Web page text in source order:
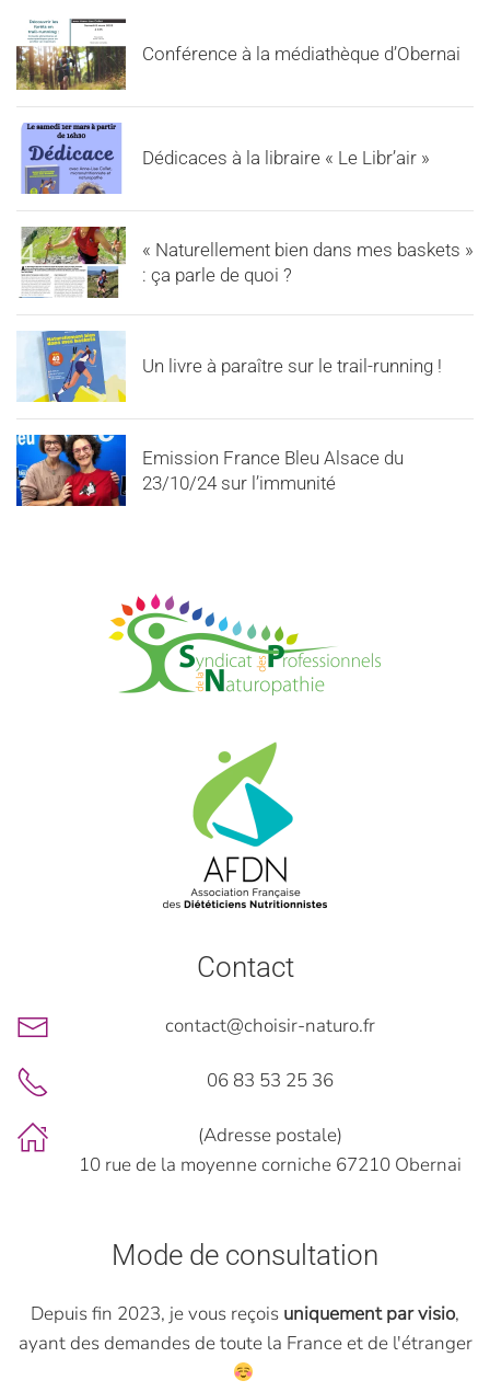
Conférence à la médiathèque d’Obernai
Dédicaces à la libraire « Le Libr’air »
« Naturellement bien dans mes baskets »
: ça parle de quoi ?
Un livre à paraître sur le trail-running !
Emission France Bleu Alsace du
23/10/24 sur l’immunité
Contact
contact@choisir-naturo.fr
06 83 53 25 36
(Adresse postale)
10 rue de la moyenne corniche 67210 Obernai
Mode de consultation
Depuis fin 2023, je vous reçois uniquement par visio,
ayant des demandes de toute la France et de l'étranger